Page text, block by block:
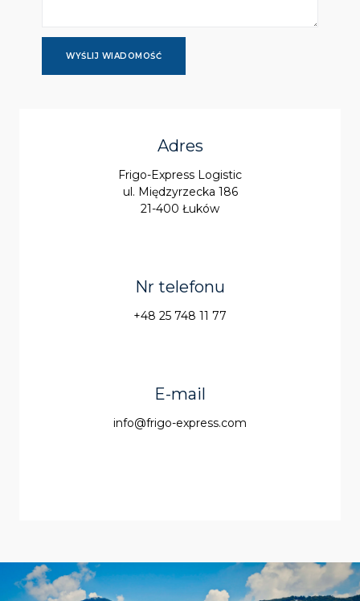
WYŚLIJ WIADOMOŚĆ
Adres
Frigo-Express Logistic
ul. Międzyrzecka 186
21-400 Łuków
Nr telefonu
+48 25 748 11 77
E-mail
info@frigo-express.com